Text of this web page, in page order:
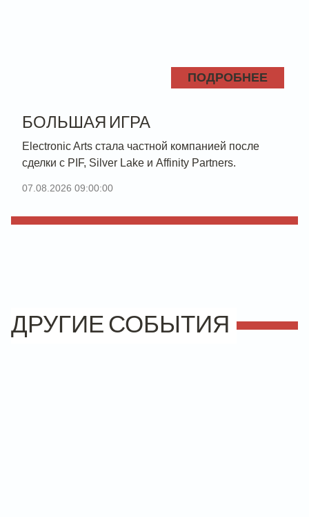
ПОДРОБНЕЕ
БОЛЬШАЯ ИГРА
Electronic Arts стала частной компанией после
сделки с PIF, Silver Lake и Affinity Partners.
07.08.2026 09:00:00
ДРУГИЕ СОБЫТИЯ